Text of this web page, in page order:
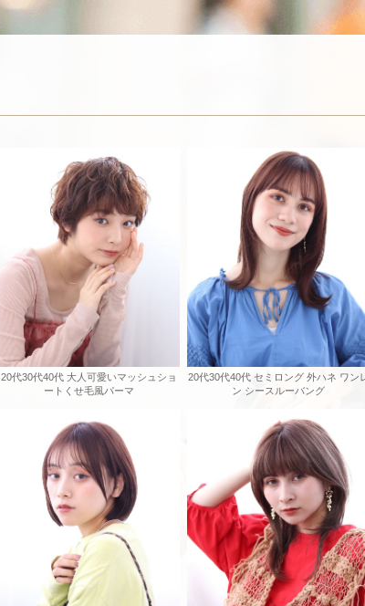
20代30代40代 大人可愛いマッシュショ
ートくせ毛風パーマ
20代30代40代 セミロング 外ハネ ワン
ン シースルーバング